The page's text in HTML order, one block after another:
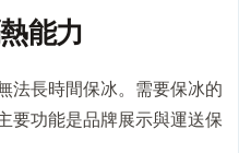
能力
法長時間保冰。需要保冰的
要功能是品牌展示與運送保